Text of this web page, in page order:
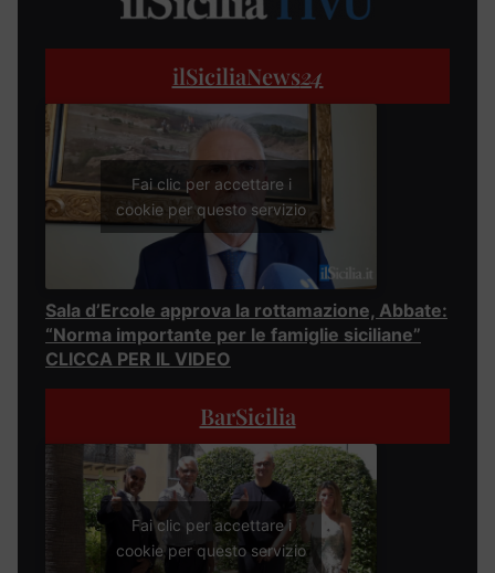
ilSiciliaNews24
Fai clic per accettare i
cookie per questo servizio
Sala d’Ercole approva la rottamazione, Abbate:
“Norma importante per le famiglie siciliane”
CLICCA PER IL VIDEO
BarSicilia
Fai clic per accettare i
cookie per questo servizio